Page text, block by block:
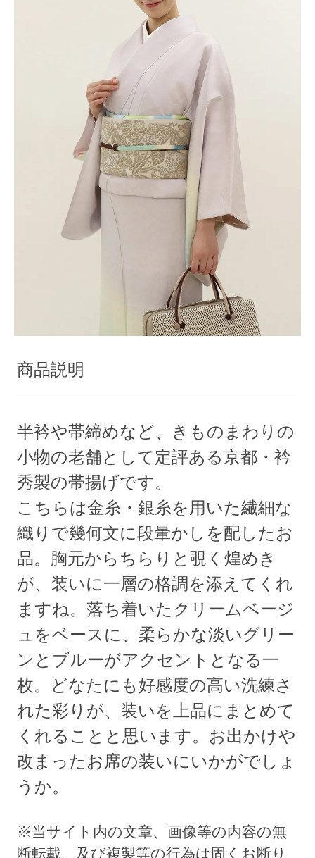
商品説明
半衿や帯締めなど、きものまわりの
小物の老舗として定評ある京都・衿
秀製の帯揚げです。
こちらは金糸・銀糸を用いた繊細な
織りで幾何文に段暈かしを配したお
品。胸元からちらりと覗く煌めき
が、装いに一層の格調を添えてくれ
ますね。落ち着いたクリームベージ
ュをベースに、柔らかな淡いグリー
ンとブルーがアクセントとなる一
枚。どなたにも好感度の高い洗練さ
れた彩りが、装いを上品にまとめて
くれることと思います。お出かけや
改まったお席の装いにいかがでしょ
うか。